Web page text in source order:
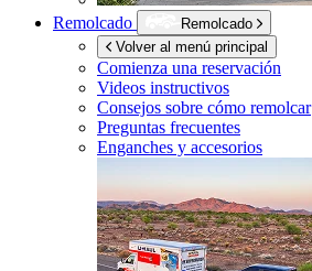
Remolcado
Remolcado
Volver al menú principal
Comienza una reservación
Videos instructivos
Consejos sobre cómo remolcar
Preguntas frecuentes
Enganches y accesorios